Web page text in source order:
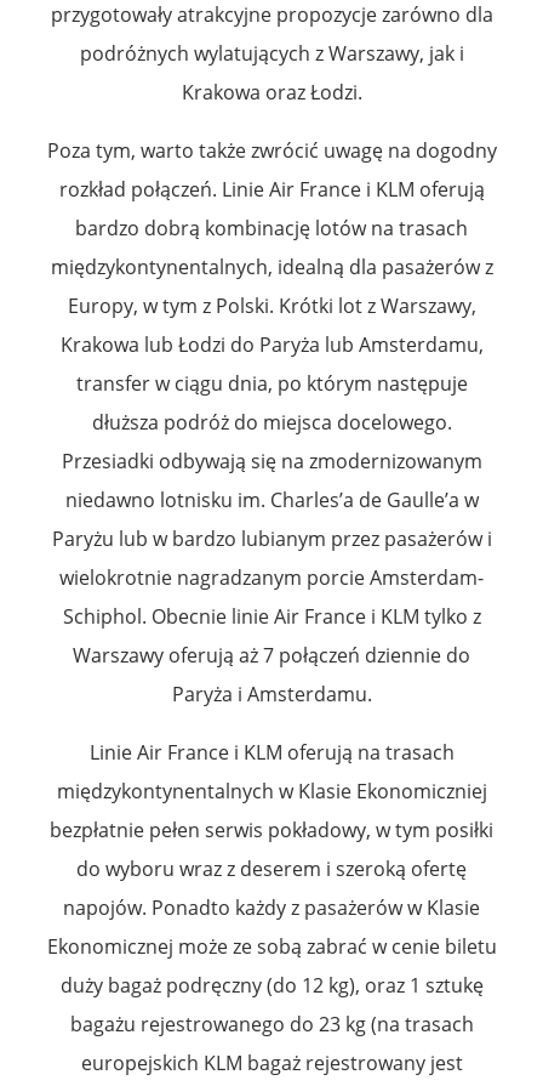
przygotowały atrakcyjne propozycje zarówno dla
podróżnych wylatujących z Warszawy, jak i
Krakowa oraz Łodzi.
Poza tym, warto także zwrócić uwagę na dogodny
rozkład połączeń. Linie Air France i KLM oferują
bardzo dobrą kombinację lotów na trasach
międzykontynentalnych, idealną dla pasażerów z
Europy, w tym z Polski. Krótki lot z Warszawy,
Krakowa lub Łodzi do Paryża lub Amsterdamu,
transfer w ciągu dnia, po którym następuje
dłuższa podróż do miejsca docelowego.
Przesiadki odbywają się na zmodernizowanym
niedawno lotnisku im. Charles’a de Gaulle’a w
Paryżu lub w bardzo lubianym przez pasażerów i
wielokrotnie nagradzanym porcie Amsterdam-
Schiphol. Obecnie linie Air France i KLM tylko z
Warszawy oferują aż 7 połączeń dziennie do
Paryża i Amsterdamu.
Linie Air France i KLM oferują na trasach
międzykontynentalnych w Klasie Ekonomiczniej
bezpłatnie pełen serwis pokładowy, w tym posiłki
do wyboru wraz z deserem i szeroką ofertę
napojów. Ponadto każdy z pasażerów w Klasie
Ekonomicznej może ze sobą zabrać w cenie biletu
duży bagaż podręczny (do 12 kg), oraz 1 sztukę
bagażu rejestrowanego do 23 kg (na trasach
europejskich KLM bagaż rejestrowany jest